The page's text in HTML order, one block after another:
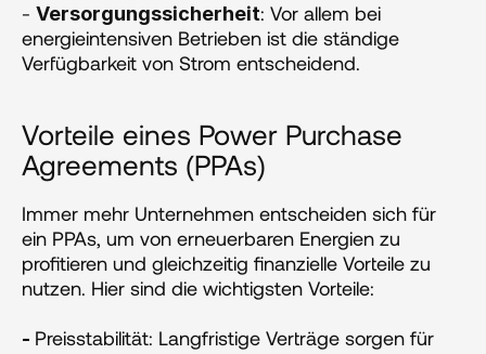
- Versorgungssicherheit: Vor allem bei
energieintensiven Betrieben ist die ständige
Verfügbarkeit von Strom entscheidend​​.
Vorteile eines Power Purchase
Agreements (PPAs)
Immer mehr Unternehmen entscheiden sich für
ein PPAs, um von erneuerbaren Energien zu
profitieren und gleichzeitig finanzielle Vorteile zu
nutzen. Hier sind die wichtigsten Vorteile:
- Preisstabilität: Langfristige Verträge sorgen für